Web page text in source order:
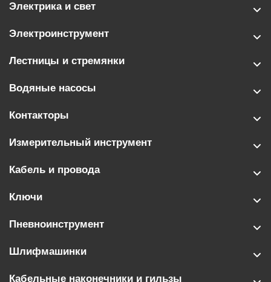
Электрика и свет
Электроинструмент
Лестницы и стремянки
Водяные насосы
Контакторы
Измерительный инструмент
Кабель и провода
Ключи
Пневноинструмент
Шлифмашинки
Кабельные наконечники и гильзы